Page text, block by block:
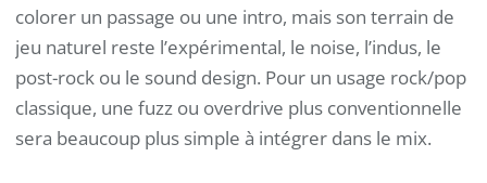
colorer un passage ou une intro, mais son terrain de
jeu naturel reste l’expérimental, le noise, l’indus, le
post-rock ou le sound design. Pour un usage rock/pop
classique, une fuzz ou overdrive plus conventionnelle
sera beaucoup plus simple à intégrer dans le mix.